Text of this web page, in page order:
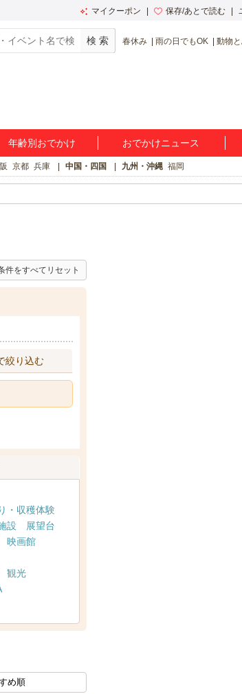
マイクーポン 保存/あとで読む
春休み 雨の日でもOK 動物
年齢別おでかけ おでかけニュース
京都 兵庫 中国・四国 九州・沖縄 福岡
件をすべてリセット
絞り込む
・収穫体験
設
展望台
映画館
観光